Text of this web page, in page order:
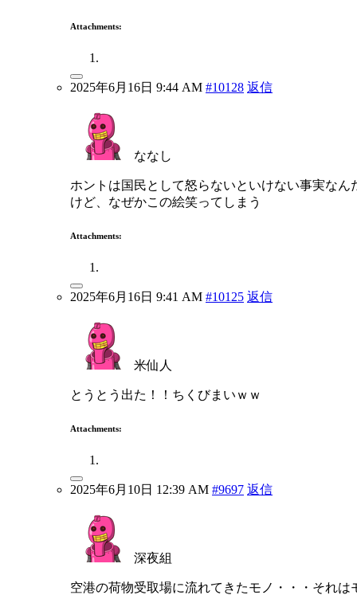
Attachments:
2025年6月16日 9:44 AM #10128 返信
ななし
ホントは国民として怒らないといけない事実なん
けど、なぜかこの絵笑ってしまう
Attachments:
2025年6月16日 9:41 AM #10125 返信
米仙人
とうとう出た！！ちくびまいｗｗ
Attachments:
2025年6月10日 12:39 AM #9697 返信
深夜組
空港の荷物受取場に流れてきたモノ・・・それは